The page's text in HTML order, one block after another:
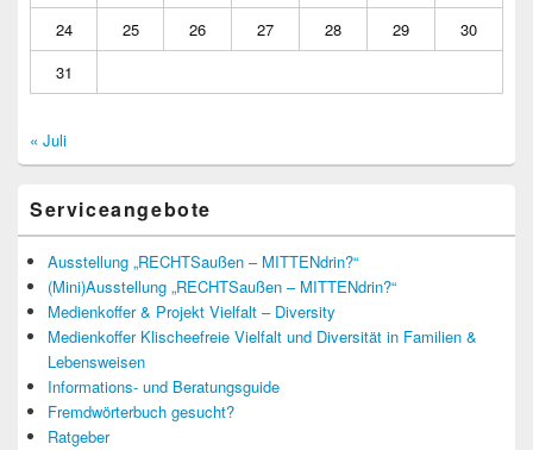
24 25 26 27 28 29
30
31
« Juli
Serviceangebote
Ausstellung „RECHTSaußen – MITTENdrin?“
(Mini)Ausstellung „RECHTSaußen – MITTENdrin?“
Medienkoffer & Projekt Vielfalt – Diversity
Medienkoffer Klischeefreie Vielfalt und Diversität in Familien &
Lebensweisen
Informations- und Beratungsguide
Fremdwörterbuch gesucht?
Ratgeber